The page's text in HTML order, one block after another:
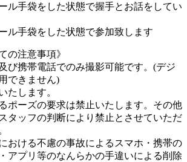
ル手袋をした状態で握手とお話をしてい
ル手袋をした状態で参加致します
の注意事項》
び携帯電話でのみ撮影可能です。(デジ
できません)
たします。
ポーズの要求は禁止いたします。その他
タッフの判断により禁止とさせていただ
おける不慮の事故によるスマホ・携帯の
アプリ等のなんらかの手違いによる削除